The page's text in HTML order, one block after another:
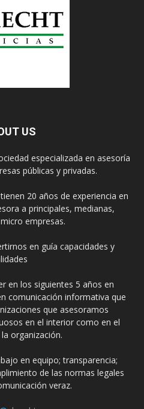
US
especializada en asesoría
públicas y privadas.
20 años de experiencia en
a principales, medianas,
empresas.
en guía capacidades y
en los siguientes 5 años en
comunicación informativa que
que asesoramos
en el interior como en el
organización.
en equipo; transparencia;
de las normas legales
veraz.